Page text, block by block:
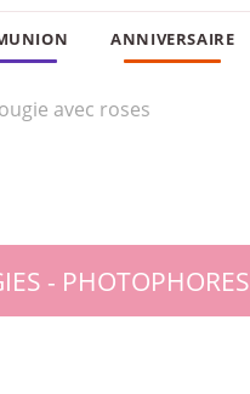
ANNIVERSAIRE
avec roses
- PHOTOPHORES